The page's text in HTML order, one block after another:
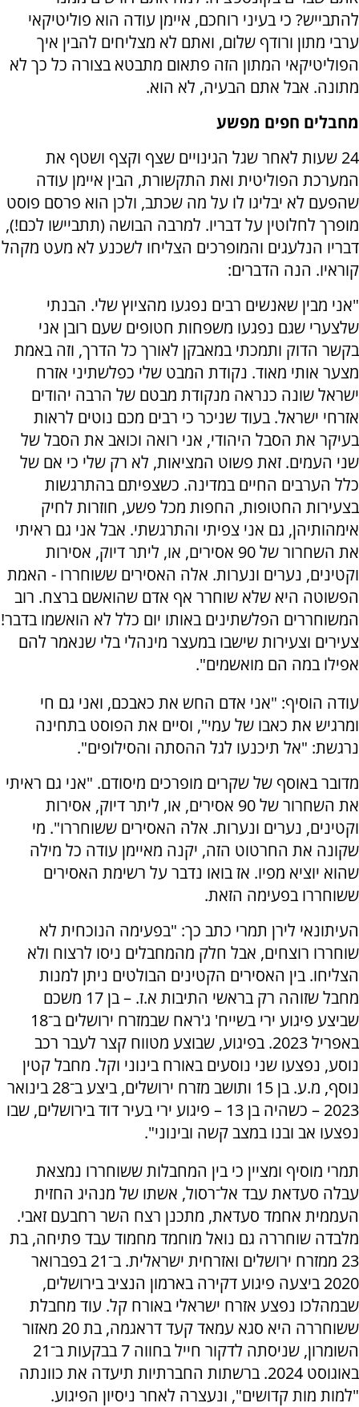
להתבייש? כי בעיני רוחכם, איימן עודה הוא פוליטיקאי
ערבי מתון ורודף שלום, ואתם לא מצליחים להבין איך
הפוליטיקאי המתון הזה פתאום מתבטא בצורה כל כך לא
מתונה. אבל אתם הבעיה, לא הוא.
מחבלים חפים מפשע
24 שעות לאחר שגל הגינויים שצף וקצף ושטף את
המערכת הפוליטית ואת התקשורת, הבין איימן עודה
שהפעם לא יבליגו לו על מה שכתב, ולכן הוא פרסם פוסט
מופרך לחלוטין על דבריו. למרבה הבושה (תתביישו לכם!),
דבריו הנלעגים והמופרכים הצליחו לשכנע לא מעט מקהל
קוראיו. הנה הדברים:
"‏אני מבין שאנשים רבים נפגעו מהציוץ שלי. הבנתי
שלצערי שגם נפגעו משפחות חטופים שעם רובן אני
בקשר הדוק ותמכתי במאבקן לאורך כל הדרך, וזה באמת
מצער אותי מאוד. נקודת המבט שלי כפלשתיני אזרח
ישראל שונה כנראה מנקודת מבטם של הרבה יהודים
אזרחי ישראל. בעוד שניכר כי רבים מכם נוטים לראות
בעיקר את הסבל היהודי, אני רואה וכואב את הסבל של
שני העמים. זאת פשוט המציאות, לא רק שלי כי אם של
כלל הערבים החיים במדינה. ‏כשצפיתם בהתרגשות
בצעירות החטופות, החפות מכל פשע, חוזרות לחיק
אימהותיהן, גם אני צפיתי והתרגשתי. אבל אני גם ראיתי
את השחרור של 90 אסירים, או, ליתר דיוק, אסירות
וקטינים, נערים ונערות. אלה האסירים ששוחררו - האמת
הפשוטה היא שלא שוחרר אף אדם שהואשם ברצח. רוב
המשוחררים הפלשתינים באותו יום כלל לא הואשמו בדבר!
צעירים וצעירות שישבו במעצר מינהלי בלי שנאמר להם
אפילו במה הם מואשמים".
עודה הוסיף: "אני אדם החש את כאבכם, ואני גם חי
ומרגיש את כאבו של עמי", וסיים את הפוסט בתחינה
נרגשת: "אל תיכנעו לגל ההסתה והסילופים".
מדובר באוסף של שקרים מופרכים מיסודם. "אני גם ראיתי
את השחרור של 90 אסירים, או, ליתר דיוק, אסירות
וקטינים, נערים ונערות. אלה האסירים ששוחררו". מי
שקונה את החרטוט הזה, יקנה מאיימן עודה כל מילה
שהוא יוציא מפיו. אז בואו נדבר על רשימת האסירים
ששוחררו בפעימה הזאת.
העיתונאי לירן תמרי כתב כך: "בפעימה הנוכחית לא
שוחררו רוצחים, אבל חלק מהמחבלים ניסו לרצוח ולא
הצליחו. בין האסירים הקטינים הבולטים ניתן למנות
מחבל שזוהה רק בראשי התיבות א.ז. – בן 17 משכם
שביצע פיגוע ירי בשייח' ג'ראח שבמזרח ירושלים ב־18
באפריל 2023. בפיגוע, שבוצע מטווח קצר לעבר רכב
נוסע, נפצעו שני נוסעים באורח בינוני וקל. מחבל קטין
נוסף, מ.ע. בן 15 ותושב מזרח ירושלים, ביצע ב־28 בינואר
2023 – כשהיה בן 13 – פיגוע ירי בעיר דוד בירושלים, שבו
נפצעו אב ובנו במצב קשה ובינוני".
תמרי מוסיף ומציין כי בין המחבלות ששוחררו נמצאת
עבלה סעדאת עבד אל־רסול, אשתו של מנהיג החזית
העממית אחמד סעדאת, מתכנן רצח השר רחבעם זאבי.
מלבדה שוחררה גם נואל מוחמד מחמוד עבד פתיחה, בת
23 ממזרח ירושלים ואזרחית ישראלית. ב־21 בפברואר
2020 ביצעה פיגוע דקירה בארמון הנציב בירושלים,
שבמהלכו נפצע אזרח ישראלי באורח קל. עוד מחבלת
ששוחררה היא סגא עמאד קעד דראגמה, בת 20 מאזור
השומרון, שניסתה לדקור חייל בחווה 7 בבקעות ב־21
באוגוסט 2024. ברשתות החברתיות תיעדה את כוונתה
"למות מות קדושים", ונעצרה לאחר ניסיון הפיגוע.